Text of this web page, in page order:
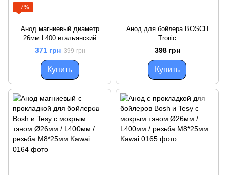
−7%
Анод магниевый диаметр
26мм L400 итальянский
шпилька - м8
371 грн 399 грн
Купить
Анод для бойлера BOSCH
Tronic
1000/2000/4000/6000/8000T
Ø24 мм L300 мм М8 с
резиновой прокладкой Kawai
398 грн
Купить